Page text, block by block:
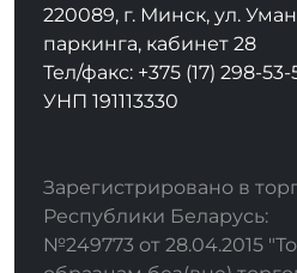
220089, г. Минск, ул.
паркинга, кабинет 28
Тел/факс: +375 (17) 298-53-
УНП 191113330
Зарегистрировано в
Республики Беларусь:
№249773 от 28.04.2015